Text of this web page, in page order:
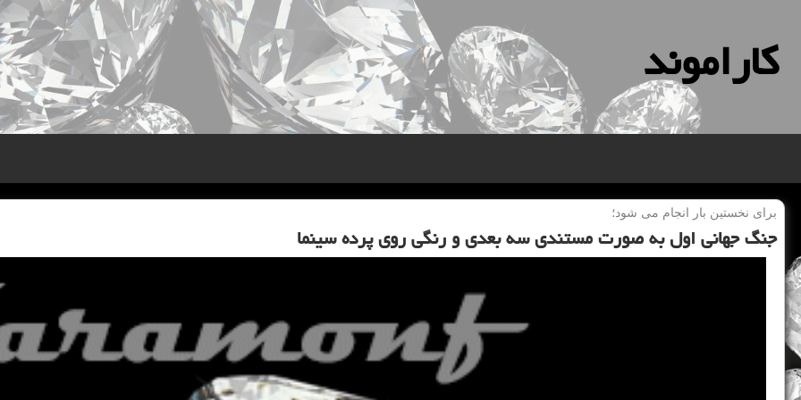
كاراموند
برای نخستین بار انجام می شود؛
جنگ جهانی اول به صورت مستندی سه بعدی و رنگی روی پرده سینما